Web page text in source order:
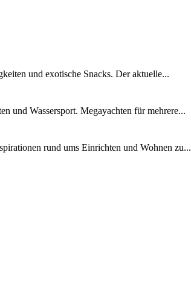
und exotische Snacks. Der aktuelle...
und Wassersport. Megayachten für mehrere...
rund ums Einrichten und Wohnen zu...